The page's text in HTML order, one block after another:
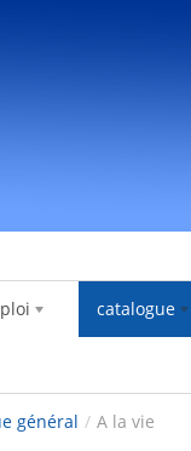
catalogue
général / A la vie